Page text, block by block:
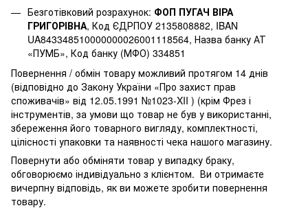
Безготівковий розрахунок: ФОП ПУГАЧ ВІРА
ГРИГОРІВНА, Код ЄДРПОУ 2135808882, IBAN
UA843348510000000026001118564, Назва банку АТ
«ПУМБ», Код банку (МФО) 334851
Повернення / обмін товару можливий протягом 14 днів
(відповідно до Закону України «Про захист прав
споживачів» від 12.05.1991 №1023-XII ) (крім Фрез і
інструментів, за умови що товар не був у використанні,
збереження його товарного вигляду, комплектності,
цілісності упаковки та наявності чека нашого магазину.
Повернути або обміняти товар у випадку браку,
обговорюємо індивідуально з клієнтом. Ви отримаєте
вичерпну відповідь, як ви можете зробити повернення
товару.